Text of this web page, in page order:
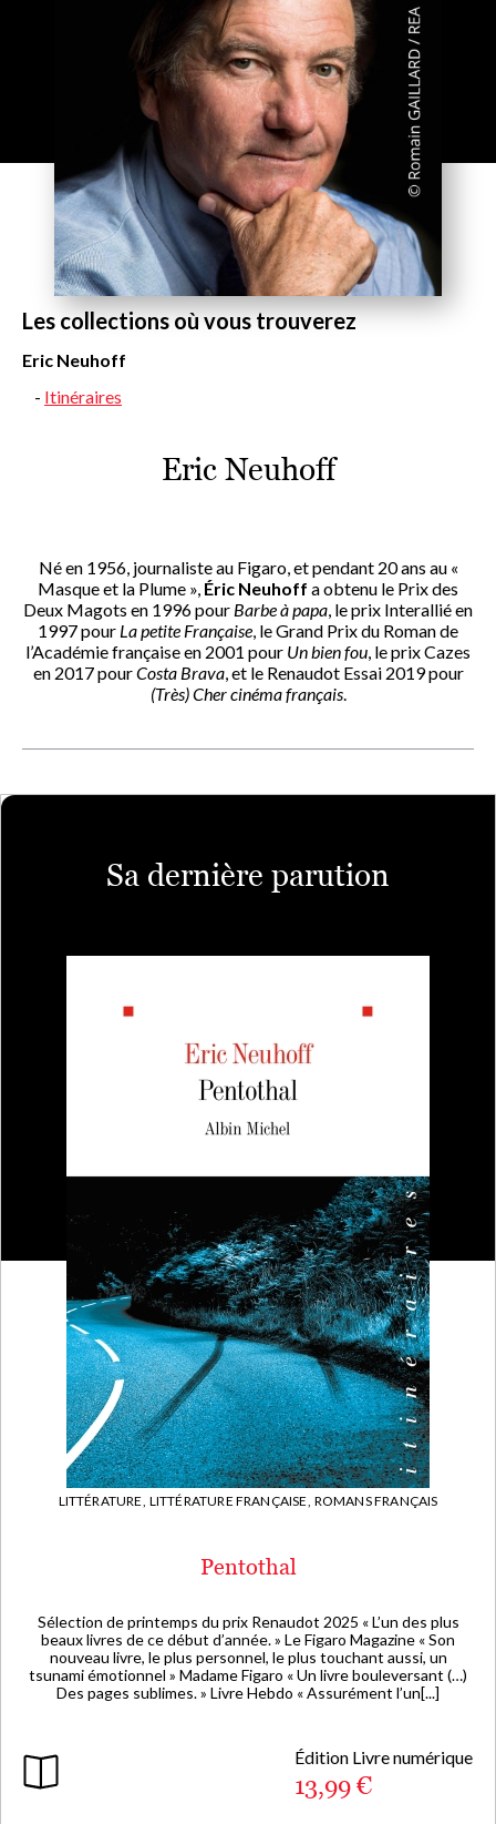
Les collections où vous trouverez
Eric Neuhoff
Itinéraires
Eric Neuhoff
Né en 1956, journaliste au Figaro, et pendant 20 ans au «
Masque et la Plume », Éric Neuhoff a obtenu le Prix des
Deux Magots en 1996 pour Barbe à papa, le prix Interallié en
1997 pour La petite Française, le Grand Prix du Roman de
l’Académie française en 2001 pour Un bien fou, le prix Cazes
en 2017 pourCosta Brava, et le Renaudot Essai 2019 pour
(Très) Cher cinéma français.
Sa dernière parution
LITTÉRATURE, LITTÉRATURE FRANÇAISE, ROMANS FRANÇAIS
Pentothal
Sélection de printemps du prix Renaudot 2025 « L’un des plus
beaux livres de ce début d’année. » Le Figaro Magazine « Son
nouveau livre, le plus personnel, le plus touchant aussi, un
tsunami émotionnel » Madame Figaro « Un livre bouleversant (…)
Des pages sublimes. » Livre Hebdo « Assurément l’un[...]
Édition Livre numérique
13,99 €